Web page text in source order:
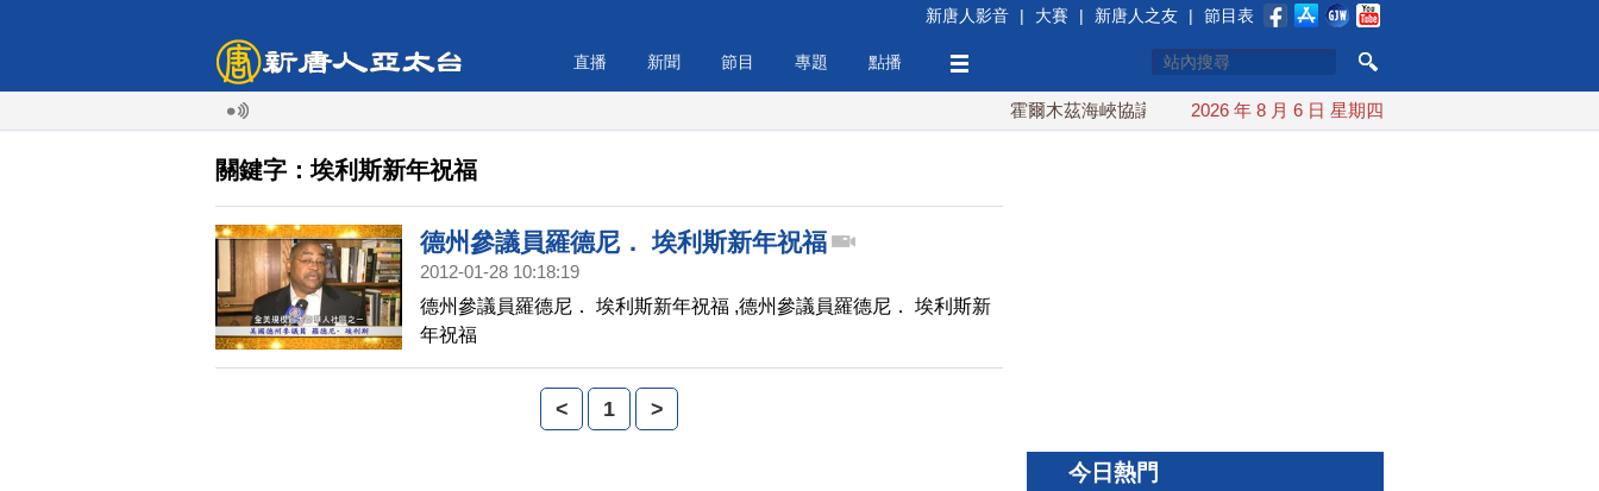
新唐人影音 | 大賽 | 新唐人之友 | 節目表
直播 新聞 節目 專題 點播
霍爾木茲海峽協議將達成？伊朗傳不收通行費
2026 年 8 月 6 日 星期四
關鍵字：埃利斯新年祝福
德州參議員羅德尼． 埃利斯新年祝福
2012-01-28 10:18:19
德州參議員羅德尼． 埃利斯新年祝福 ,德州參議員羅德尼． 埃利斯新
年祝福
< 1 >
今日熱門